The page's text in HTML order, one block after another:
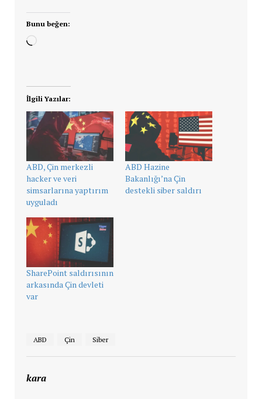
Bunu beğen:
Yükleniyor...
İlgili Yazılar:
ABD, Çin merkezli
hacker ve veri
simsarlarına yaptırım
uyguladı
ABD Hazine
Bakanlığı’na Çin
destekli siber saldırı
SharePoint saldırısının
arkasında Çin devleti
var
ABD Çin Siber
kara